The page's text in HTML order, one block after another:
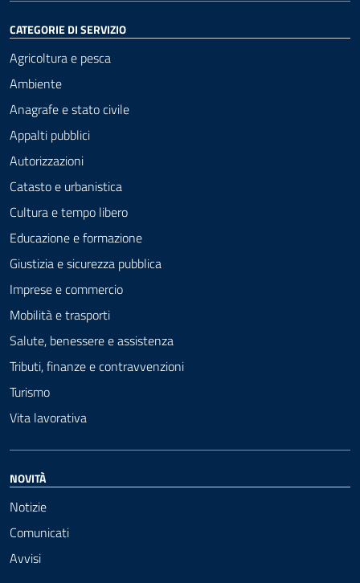
CATEGORIE DI SERVIZIO
Agricoltura e pesca
Ambiente
Anagrafe e stato civile
Appalti pubblici
Autorizzazioni
Catasto e urbanistica
Cultura e tempo libero
Educazione e formazione
Giustizia e sicurezza pubblica
Imprese e commercio
Mobilità e trasporti
Salute, benessere e assistenza
Tributi, finanze e contravvenzioni
Turismo
Vita lavorativa
NOVITÀ
Notizie
Comunicati
Avvisi